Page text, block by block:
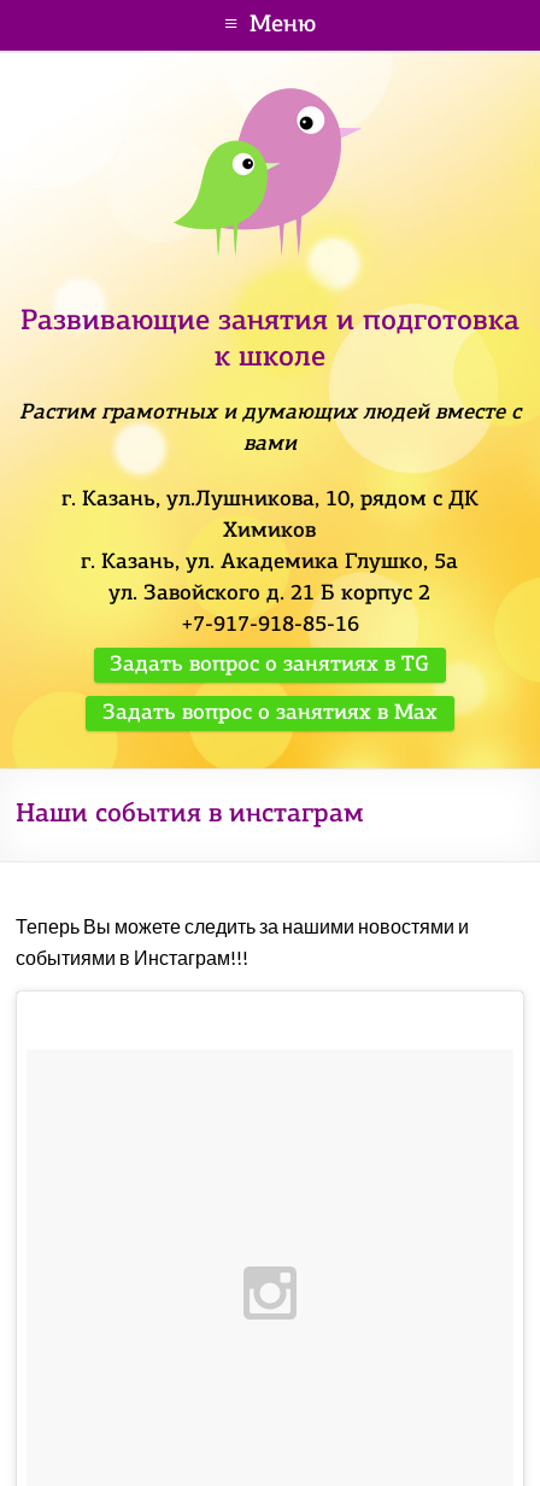
Меню
Развивающие занятия и подготовка
к школе
Растим грамотных и думающих людей вместе с
вами
г. Казань, ул.Лушникова, 10, рядом с ДК
Химиков
г. Казань, ул. Академика Глушко, 5а
ул. Завойского д. 21 Б корпус 2
+7-917-918-85-16
Задать вопрос о занятиях в TG
Задать вопрос о занятиях в Max
Наши события в инстаграм
Теперь Вы можете следить за нашими новостями и
событиями в Инстаграм!!!